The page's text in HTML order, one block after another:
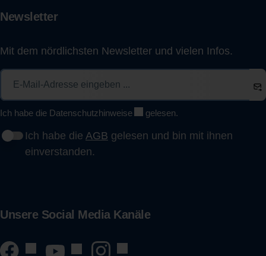
Newsletter
Mit dem nördlichsten Newsletter und vielen Infos.
Ich habe die Datenschutzhinweise gelesen.
Ich habe die AGB gelesen und bin mit ihnen
einverstanden.
Unsere Social Media Kanäle